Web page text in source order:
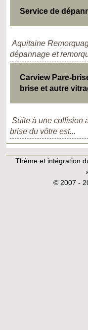
Service de
Aquitaine
dépannage et
Carview Pare-
brise et autre
Suite à une collision
brise du vôtre est...
Thème et intégration
© 2007 -